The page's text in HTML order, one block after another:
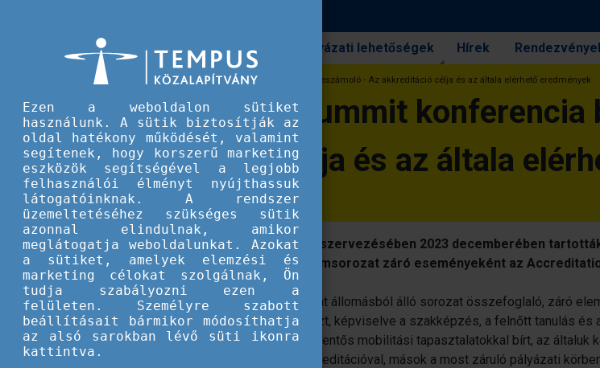
Pályázati lehetőségek Hírek
Accreditation Summit konferencia beszámoló - Az akkreditáció célja és az általa elérhető eredmények
Accreditation Summit konferencia
akkreditáció célja és az általa
A magyar és a norvég nemzeti iroda szervezésében 2023 decemberében
akkreditáció köré szervezett programsorozat záró eseményeként az
A program a 2021 júniusában indult és hat állomásból álló sorozat összefoglaló, záró
amelyen 9 ország 59 delegáltja vett részt, képviselve a szakképzés, a felnőtt tanulás és
intézményeit. A résztvevők többsége jelentős mobilitási tapasztalatokkal bírt, az általuk
intézmények zöme már rendelkezik akkreditációval, mások a most záruló pályázati
Ezen a weboldalon sütiket
használunk. A sütik biztosítják az
oldal hatékony működését, valamint
segítenek, hogy korszerű marketing
eszközök segítségével a legjobb
felhasználói élményt nyújthassuk
látogatóinknak. A rendszer
üzemeltetéséhez szükséges sütik
azonnal elindulnak, amikor
meglátogatja weboldalunkat. Azokat
a sütiket, amelyek elemzési és
marketing célokat szolgálnak, Ön
tudja szabályozni ezen a
felületen. Személyre szabott
beállításait bármikor módosíthatja
az alsó sarokban lévő süti ikonra
kattintva.